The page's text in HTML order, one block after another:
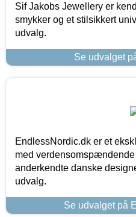
Sif Jakobs Jewellery er
smykker og et stilsikkert
udvalg.
Se udvalget
EndlessNordic.dk er et
med
anderkendte danske
udvalg.
Se udvalget på